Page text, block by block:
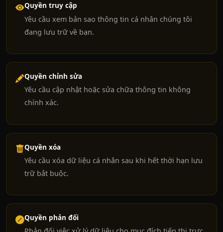
Quyền truy cập
Yêu cầu xem bản sao thông tin cá nhân chúng tôi
đang lưu trữ về bạn.
Quyền chỉnh sửa
Yêu cầu cập nhật hoặc sửa chữa thông tin không
chính xác.
Quyền xóa
Yêu cầu xóa dữ liệu cá nhân sau khi hết thời hạn lưu
trữ bắt buộc.
Quyền phản đối